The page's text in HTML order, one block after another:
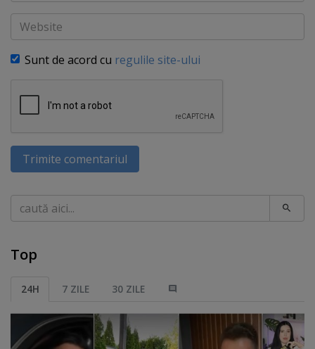
Website
Sunt de acord cu regulile site-ului
Trimite comentariul
Caută
Top
24H 7 ZILE 30 ZILE